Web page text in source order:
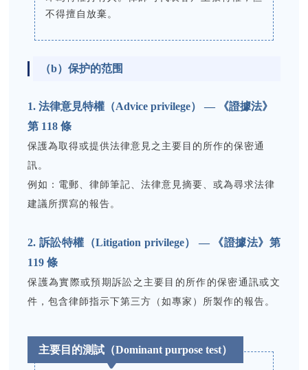
不得擅自放棄。
（b）保护的范围
1. 法律意見特權（Advice privilege） — 《證據法》
第 118 條
保護為取得或提供法律意見之主要目的所作的保密通
訊。
例如：電郵、律師筆記、法律意見摘要、或為尋求法律
建議所撰寫的報告。
2. 訴訟特權（Litigation privilege） — 《證據法》第
119 條
保護為實際或預期訴訟之主要目的所作的保密通訊或文
件，包含律師指示下第三方（如專家）所製作的報告。
主要目的測試（Dominant purpose test）